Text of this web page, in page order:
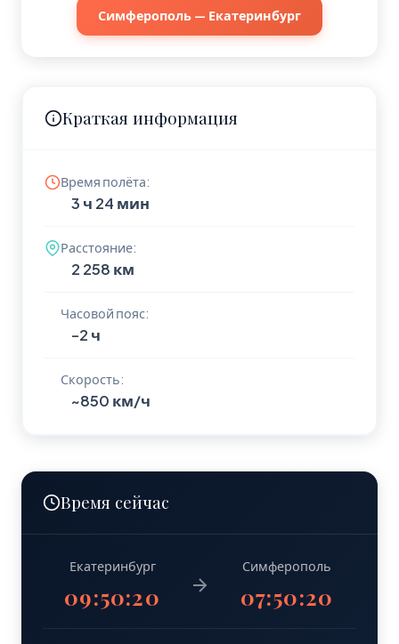
Симферополь — Екатеринбург
Краткая информация
Время полёта:
3 ч 24 мин
Расстояние:
2 258 км
Часовой пояс:
-2 ч
Скорость:
~850 км/ч
Время сейчас
Екатеринбург
09:50:21
Симферополь
07:50:21